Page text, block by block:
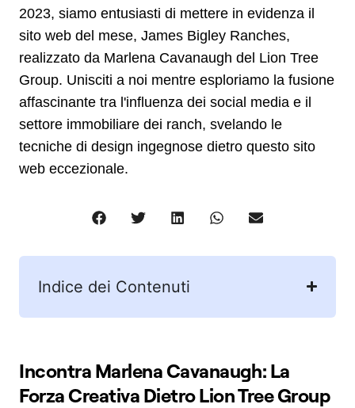
2023, siamo entusiasti di mettere in evidenza il
sito web del mese, James Bigley Ranches,
realizzato da Marlena Cavanaugh del Lion Tree
Group. Unisciti a noi mentre esploriamo la fusione
affascinante tra l'influenza dei social media e il
settore immobiliare dei ranch, svelando le
tecniche di design ingegnose dietro questo sito
web eccezionale.
Indice dei Contenuti
Incontra Marlena Cavanaugh: La
Forza Creativa Dietro Lion Tree Group